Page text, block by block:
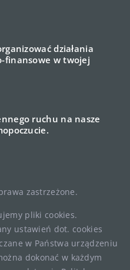
działania
finansowe w twojej
ruchu na nasze
zastrzeżone.
pliki cookies.
ustawień dot. cookies
w Państwa urządzeniu
dokonać w każdym